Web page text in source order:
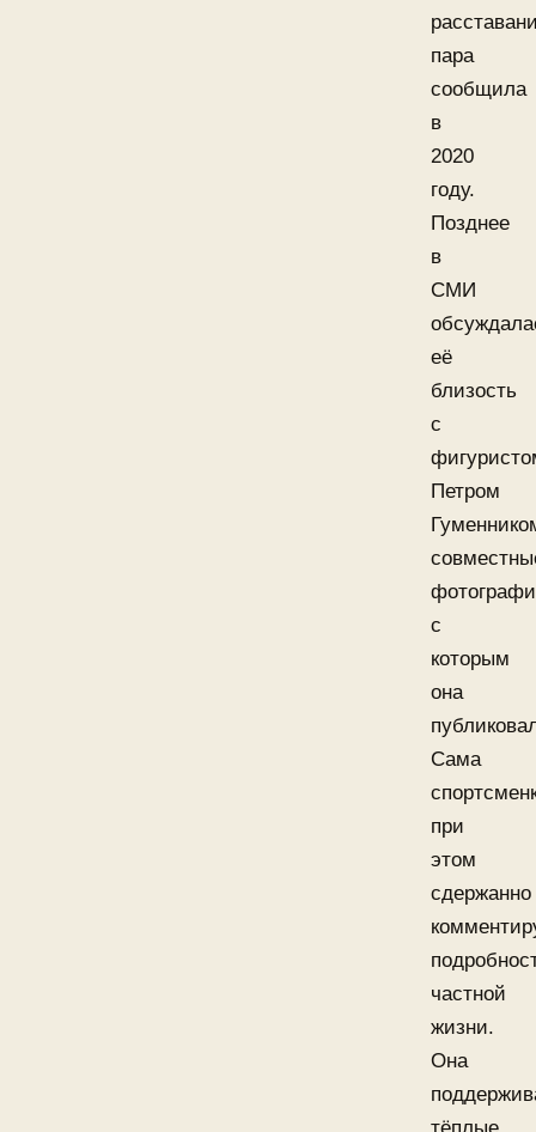
пара
сообщила
в
2020
году.
Позднее
в
СМИ
её
близость
с
Петром
с
которым
она
Сама
при
этом
сдержанно
частной
жизни.
Она
тёплые